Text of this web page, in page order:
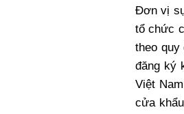
Đơn vị
tổ chức
theo quy
đăng ký
Việt
cửa